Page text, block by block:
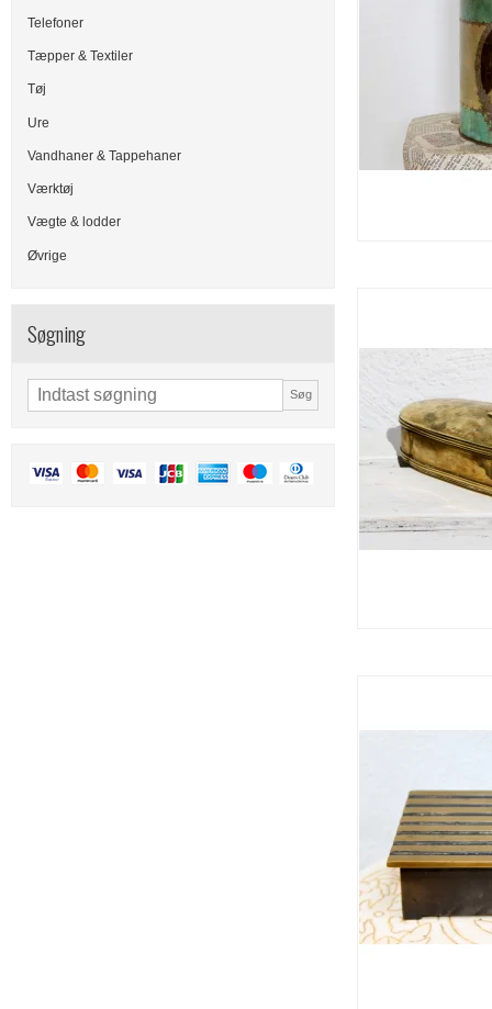
Telefoner
Tæpper & Textiler
Tøj
Ure
Vandhaner & Tappehaner
Værktøj
Vægte & lodder
Øvrige
Søgning
Søg